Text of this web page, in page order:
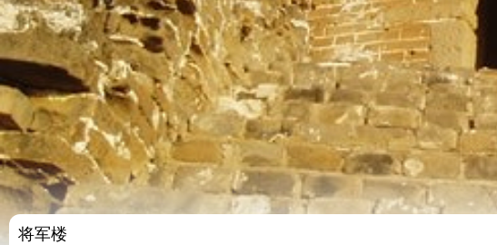
将军楼